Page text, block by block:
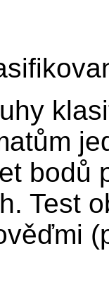
bodů
Test